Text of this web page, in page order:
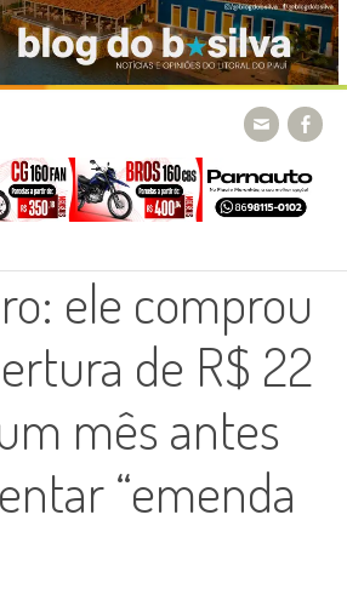
ele comprou
de R$ 22
mês antes
“emenda